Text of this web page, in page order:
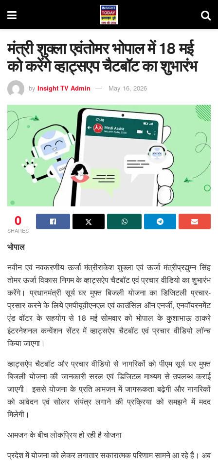
मंत्री शुक्ला एवंतोमर भोपाल में 18 मई
को करेंगे व्हाट्सएप चैटबॉट का शुभारंभ
by Insight TV Admin May 16, 2026
0
SHARES
भोपाल
नवीन एवं नवकरणीय ऊर्जा मंत्रीराकेश शुक्ला एवं ऊर्जा मंत्रीप्रद्युम्न सिंह
तोमर ऊर्जा विकास निगम के व्हाट्सऐप चैटबॉट एवं प्रचार वीडियो का शुभारंभ
करेंगे। प्रधानमंत्री सूर्य घर मुफ्त बिजली योजना का डिजिटली प्रचार-
प्रसार करने के लिये एमपीयूवीएनएल एवं काउंसिल ऑन एनर्जी, एनवॉयरनमेंट
एंड वॉटर के सहयोग से 18 मई सोमवार को भोपाल के कुशाभाऊ ठाकरे
इंटरनेशनल कन्वेंशन सेंटर में व्हाट्सऐप चैटबॉट एवं प्रचार वीडियो लॉन्च
किया जाएगा।
व्हाट्सऐप चैटबॉट और प्रचार वीडियो से नागरिकों को पीएम सूर्य घर मुफ्त
बिजली योजना की जानकारी सरल एवं डिजिटल माध्यम से उपलब्ध कराई
जाएगी। इससे योजना के प्रति आमजन में जागरूकता बढ़ेगी और नागरिकों
को आवेदन एवं सोलर संयंत्र लगाने की प्रक्रिया को समझने में मदद
मिलेगी।
आमजन के बीच लोकप्रिय हो रही है योजना
प्रदेश में योजना को लेकर लगातार सकारात्मक परिणाम सामने आ रहे हैं। अब